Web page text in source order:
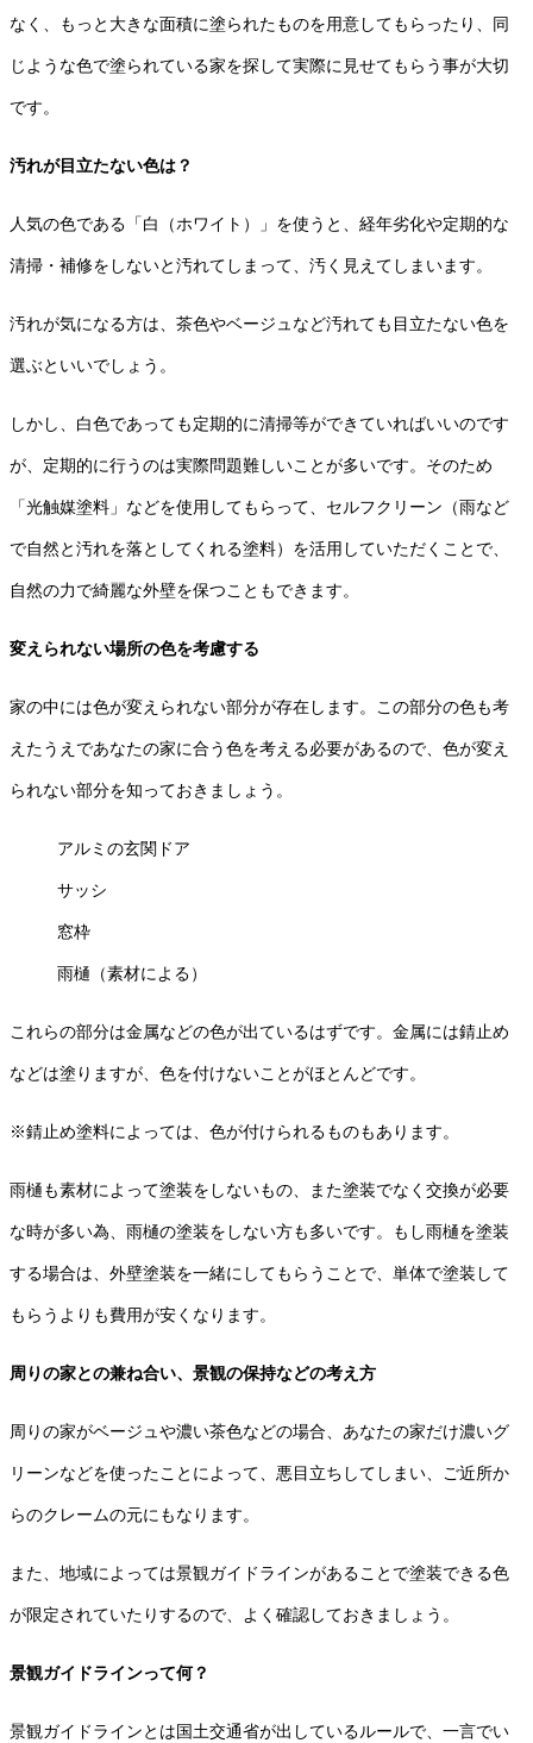
なく、もっと大きな面積に塗られたものを用意してもらったり、同
じような色で塗られている家を探して実際に見せてもらう事が大切
です。
汚れが目立たない色は？
人気の色である「白（ホワイト）」を使うと、経年劣化や定期的な
清掃・補修をしないと汚れてしまって、汚く見えてしまいます。
汚れが気になる方は、茶色やベージュなど汚れても目立たない色を
選ぶといいでしょう。
しかし、白色であっても定期的に清掃等ができていればいいのです
が、定期的に行うのは実際問題難しいことが多いです。そのため
「光触媒塗料」などを使用してもらって、セルフクリーン（雨など
で自然と汚れを落としてくれる塗料）を活用していただくことで、
自然の力で綺麗な外壁を保つこともできます。
変えられない場所の色を考慮する
家の中には色が変えられない部分が存在します。この部分の色も考
えたうえであなたの家に合う色を考える必要があるので、色が変え
られない部分を知っておきましょう。
アルミの玄関ドア
サッシ
窓枠
雨樋（素材による）
これらの部分は金属などの色が出ているはずです。金属には錆止め
などは塗りますが、色を付けないことがほとんどです。
※錆止め塗料によっては、色が付けられるものもあります。
雨樋も素材によって塗装をしないもの、また塗装でなく交換が必要
な時が多い為、雨樋の塗装をしない方も多いです。もし雨樋を塗装
する場合は、外壁塗装を一緒にしてもらうことで、単体で塗装して
もらうよりも費用が安くなります。
周りの家との兼ね合い、景観の保持などの考え方
周りの家がベージュや濃い茶色などの場合、あなたの家だけ濃いグ
リーンなどを使ったことによって、悪目立ちしてしまい、ご近所か
らのクレームの元にもなります。
また、地域によっては景観ガイドラインがあることで塗装できる色
が限定されていたりするので、よく確認しておきましょう。
景観ガイドラインって何？
景観ガイドラインとは国土交通省が出しているルールで、一言でい